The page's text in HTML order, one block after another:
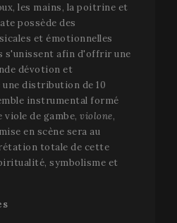
les mains, la poitrine et
possède des
et émotionnelles
s'unissent afin d'offrir une
dévotion et
distribution de 10
instrumental formé
viole de gambe, violone,
en scène sera au
totale de cette
symbolisme et
nécessaires rendent possible
du site Internet, comme
d'utilisateur et la gestion du
ne peut pas fonctionner
cookies strictement
Cloudflare Inc.
.vimeo.com